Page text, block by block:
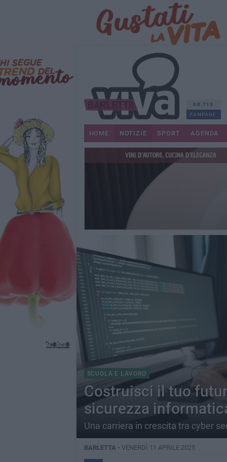
68.713
FANPAGE
HOME NOTIZIE SPORT AGENDA
SCUOLA E LAVORO
Costruisci il tuo
sicurezza
Una carriera in crescita tra cyber
BARLETTA - VENERDÌ 11 APRILE 2025